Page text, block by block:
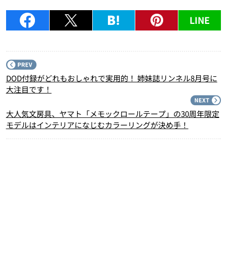
LINE
DOD付録がどれもおしゃれで実用的！ 姉妹誌リンネル8月号に
大注目です！
大人気文房具、ヤマト「メモックロールテープ」の30周年限定
モデルはインテリアになじむカラーリングが決め手！